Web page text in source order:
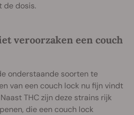
de dosis.
veroorzaken een couch
onderstaande soorten te
van een couch lock nu fijn vindt
THC zijn deze strains rijk
die een couch lock